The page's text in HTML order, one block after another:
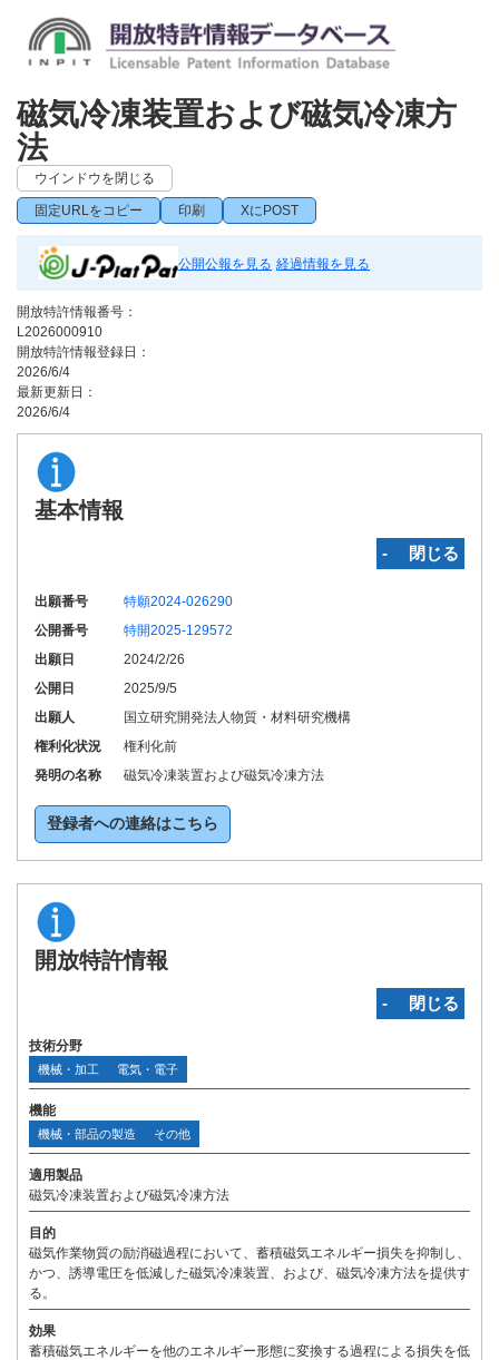
磁気冷凍装置および磁気冷凍方
法
ウインドウを閉じる
固定URLをコピー 印刷 XにPOST
公開公報を見る 経過情報を見る
開放特許情報番号：
L2026000910
開放特許情報登録日：
2026/6/4
最新更新日：
2026/6/4
基本情報
‐ 閉じる
出願番号
特願2024-026290
公開番号
特開2025-129572
出願日
2024/2/26
公開日
2025/9/5
出願人
国立研究開発法人物質・材料研究機構
権利化状況
権利化前
発明の名称
磁気冷凍装置および磁気冷凍方法
登録者への連絡はこちら
開放特許情報
‐ 閉じる
技術分野
機械・加工 電気・電子
機能
機械・部品の製造 その他
適用製品
磁気冷凍装置および磁気冷凍方法
目的
磁気作業物質の励消磁過程において、蓄積磁気エネルギー損失を抑制し、
かつ、誘導電圧を低減した磁気冷凍装置、および、磁気冷凍方法を提供す
る。
効果
蓄積磁気エネルギーを他のエネルギー形態に変換する過程による損失を低